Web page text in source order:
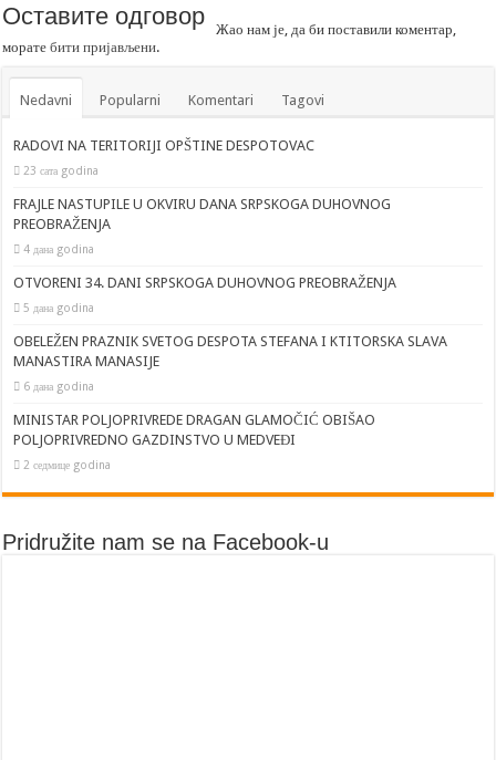
Оставите одговор
Жао нам је, да би поставили коментар,
моратебити пријављени.
Nedavni Popularni Komentari Tagovi
RADOVI NA TERITORIJI OPŠTINE DESPOTOVAC
23 сата godina
FRAJLE NASTUPILE U OKVIRU DANA SRPSKOGA DUHOVNOG
PREOBRAŽENJA
4 дана godina
OTVORENI 34. DANI SRPSKOGA DUHOVNOG PREOBRAŽENJA
5 дана godina
OBELEŽEN PRAZNIK SVETOG DESPOTA STEFANA I KTITORSKA SLAVA
MANASTIRA MANASIJE
6 дана godina
MINISTAR POLJOPRIVREDE DRAGAN GLAMOČIĆ OBIŠAO
POLJOPRIVREDNO GAZDINSTVO U MEDVEĐI
2 седмице godina
Pridružite nam se na Facebook-u